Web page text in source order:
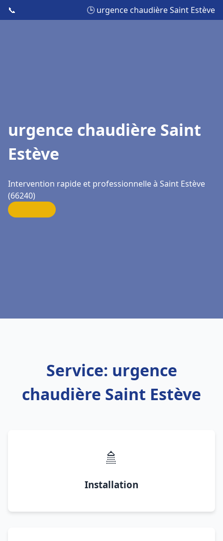
📞 🕒 urgence chaudière Saint Estève
urgence chaudière Saint
Estève
Intervention rapide et professionnelle à Saint Estève
(66240)
Service: urgence
chaudière Saint Estève
🚿
Installation